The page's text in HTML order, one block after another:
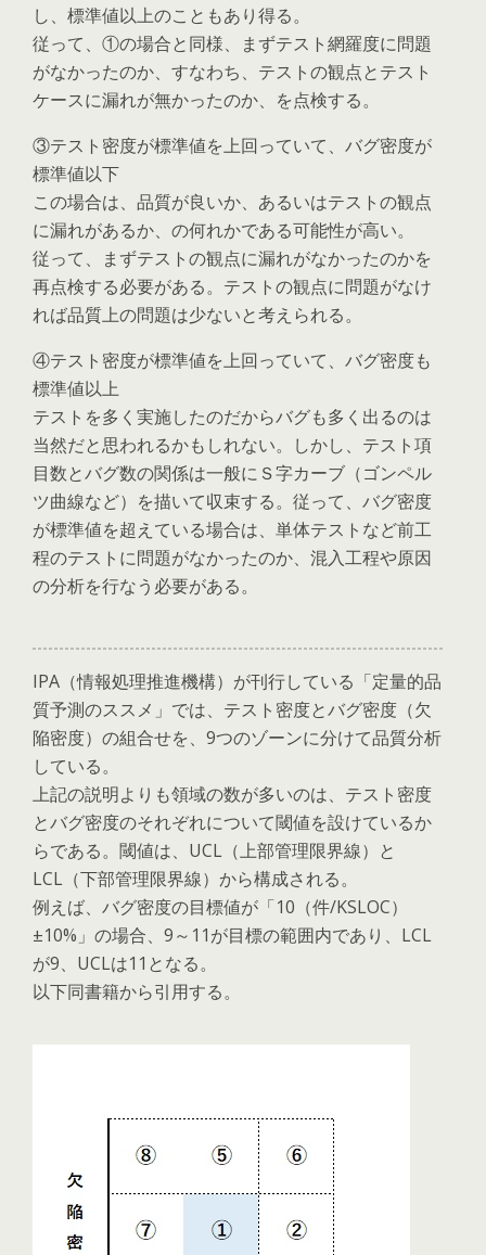
し、標準値以上のこともあり得る。
従って、①の場合と同様、まずテスト網羅度に問題
がなかったのか、すなわち、テストの観点とテスト
ケースに漏れが無かったのか、を点検する。
③テスト密度が標準値を上回っていて、バグ密度が
標準値以下
この場合は、品質が良いか、あるいはテストの観点
に漏れがあるか、の何れかである可能性が高い。
従って、まずテストの観点に漏れがなかったのかを
再点検する必要がある。テストの観点に問題がなけ
れば品質上の問題は少ないと考えられる。
④テスト密度が標準値を上回っていて、バグ密度も
標準値以上
テストを多く実施したのだからバグも多く出るのは
当然だと思われるかもしれない。しかし、テスト項
目数とバグ数の関係は一般にＳ字カーブ（ゴンペル
ツ曲線など）を描いて収束する。従って、バグ密度
が標準値を超えている場合は、単体テストなど前工
程のテストに問題がなかったのか、混入工程や原因
の分析を行なう必要がある。
IPA（情報処理推進機構）が刊行している「定量的品
質予測のススメ」では、テスト密度とバグ密度（欠
陥密度）の組合せを、9つのゾーンに分けて品質分析
している。
上記の説明よりも領域の数が多いのは、テスト密度
とバグ密度のそれぞれについて閾値を設けているか
らである。閾値は、UCL（上部管理限界線）と
LCL（下部管理限界線）から構成される。
例えば、バグ密度の目標値が「10（件/KSLOC）
±10%」の場合、9～11が目標の範囲内であり、LCL
が9、UCLは11となる。
以下同書籍から引用する。